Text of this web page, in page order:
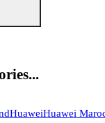
HuaweiHuawei